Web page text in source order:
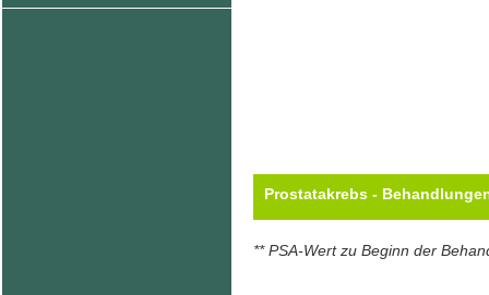
Prostatakrebs -
** PSA-Wert zu Beginn der